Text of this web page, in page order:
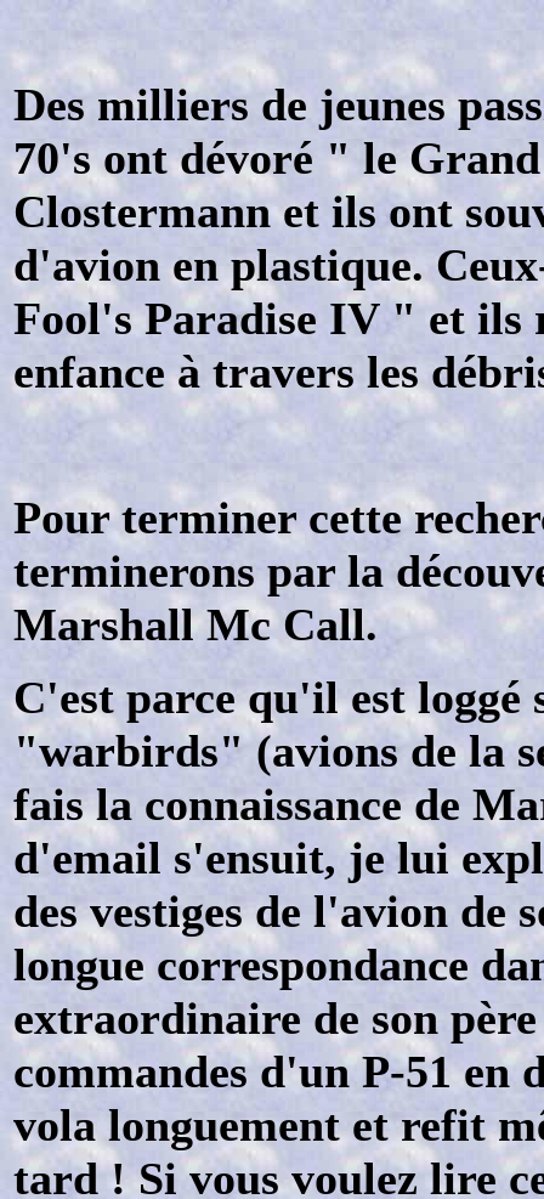
Des milliers de jeunes
70's ont dévoré " le
Clostermann et ils ont
d'avion en plastique.
Fool's Paradise IV " et ils
enfance à travers les
Pour terminer cette
terminerons par la
Marshall Mc Call.
C'est parce qu'il est
"warbirds" (avions de la
fais la connaissance de
d'email s'ensuit, je lui
des vestiges de l'avion de
longue correspondance
extraordinaire de son
commandes d'un P-51 en
vola longuement et refit
tard ! Si vous voulez lire